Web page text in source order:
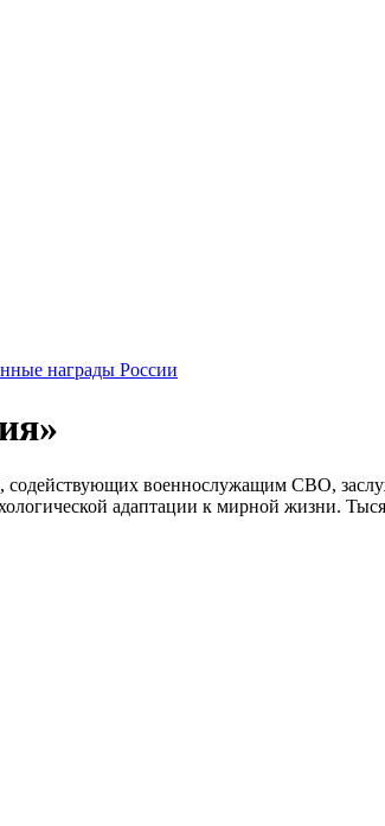
награды России
содействующих военнослужащим СВО,
адаптации к мирной жизни.